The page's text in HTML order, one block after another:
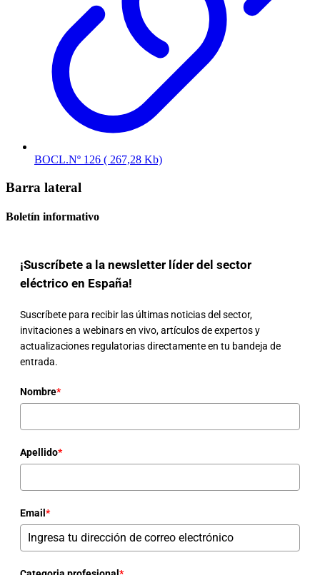
BOCL.Nº 126 ( 267,28 Kb)
Barra lateral
Boletín informativo
¡Suscríbete a la newsletter líder del sector
eléctrico en España!
Suscríbete para recibir las últimas noticias del sector,
invitaciones a webinars en vivo, artículos de expertos y
actualizaciones regulatorias directamente en tu bandeja de
entrada.
Nombre*
Apellido*
Email *